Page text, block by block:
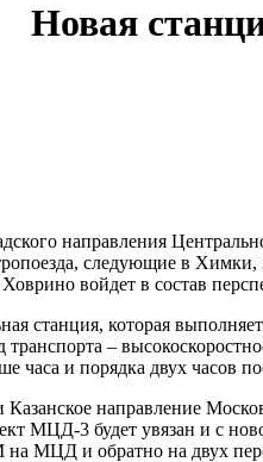
Новая
направления
следующие в Химки,
войдет в состав
станция, которая
транспорта –
и порядка двух часов
направление
МЦД-3 будет увязан и с
МЦД и обратно на двух